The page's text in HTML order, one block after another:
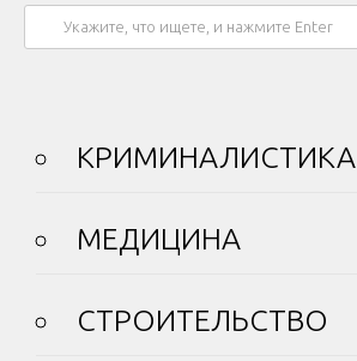
КРИМИНАЛИСТИКА
МЕДИЦИНА
СТРОИТЕЛЬСТВО